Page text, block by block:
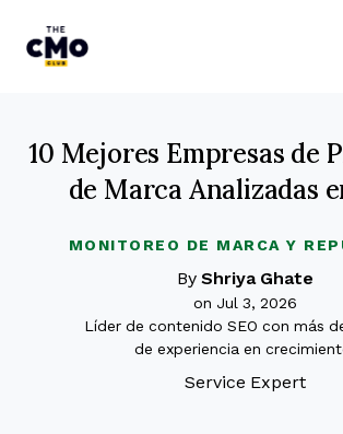
MONITOREO DE MARCA Y
10 Mejores Empresas de
de Marca Analizadas
By Shriya Ghate
on Jul 3, 2026
Líder de contenido SEO con más
de experiencia en
Service Expert